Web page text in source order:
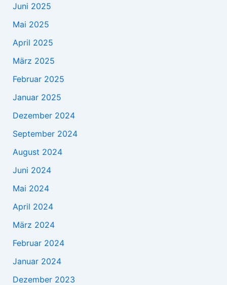
Juni 2025
Mai 2025
April 2025
März 2025
Februar 2025
Januar 2025
Dezember 2024
September 2024
August 2024
Juni 2024
Mai 2024
April 2024
März 2024
Februar 2024
Januar 2024
Dezember 2023